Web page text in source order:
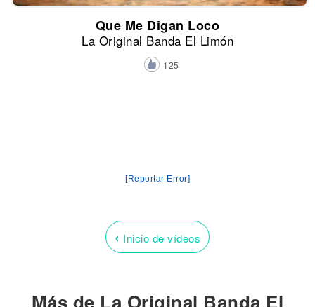
Que Me Digan Loco
La Original Banda El Limón
125
[Reportar Error]
‹ Inicio de vídeos
Más de La Original Banda El